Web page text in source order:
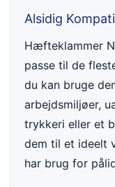
Alsidig
Hæfteklammer
passe til de
du kan bruge
arbejdsmiljøer,
trykkeri eller et
dem til et ideelt
har brug for